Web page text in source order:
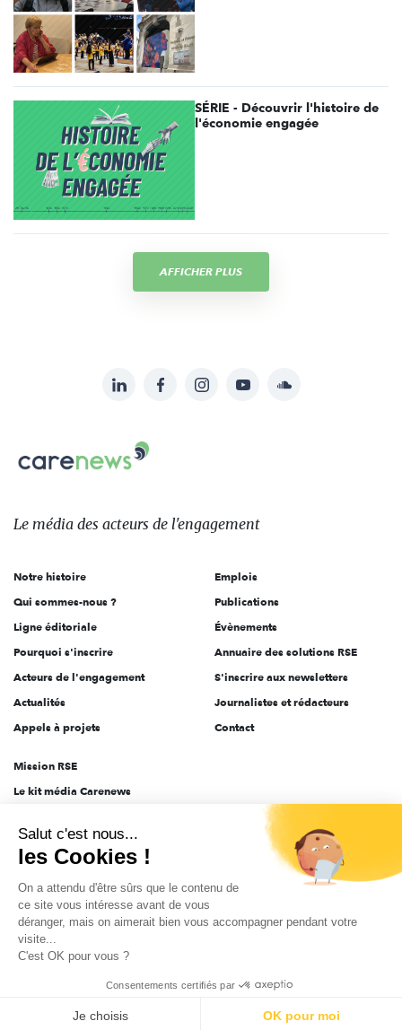
SÉRIE - Découvrir l'histoire de
l'économie engagée
AFFICHER PLUS
sur:
LinkedInFacebookInstagramYouTubeSoundcloud
Carenews,
Le
des
l'engagement
Le média des acteurs de l'engagement
Notre histoire
Qui sommes-nous ?
Ligne éditoriale
Pourquoi s'inscrire
Acteurs de l'engagement
Actualités
Appels à projets
Emplois
Publications
Évènements
Annuaire des solutions RSE
S'inscrire aux newsletters
Journalistes et rédacteurs
Contact
Mission RSE
Le kit média Carenews
AEF info
Novethic
PRODURABLE
Inclusiv Day
Données personnelles Mentions légales 2025-2026 Tout droits réservés
Salut c'est nous...
les Cookies !
On a attendu d'être sûrs que le contenu de
ce site vous intéresse avant de vous
déranger, mais on aimerait bien vous accompagner pendant votre
visite...
C'est OK pour vous ?
Consentements certifiés par
Je choisis OK pour moi